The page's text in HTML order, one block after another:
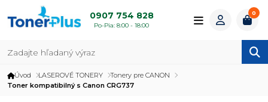
0907 754 828
Po-Pia: 8:00 - 18:00
0
Úvod LASEROVÉ TONERY
Tonery pre CANON
Toner kompatibilný s Canon CRG737